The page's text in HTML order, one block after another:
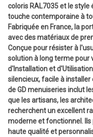
coloris RAL7035 et le
touche contemporaine à
Fabriquée en France, la
avec des matériaux de
Conçue pour résister à
solution à long terme pour
d'Installation et
silencieux, facile à installer
de GD menuiseries inclut
que les artisans, les
recherchent un excellent
moderne et fonctionnel.
haute qualité et